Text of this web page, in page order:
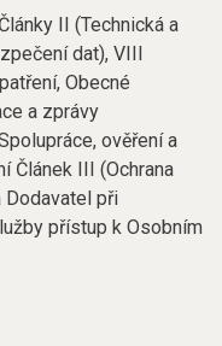
II (Technická a
dat), VIII
Obecné
a zprávy
ověření a
Článek III (Ochrana
Dodavatel při
přístup k Osobním